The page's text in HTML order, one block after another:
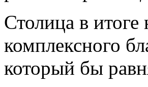
Столица в
комплексного
который бы